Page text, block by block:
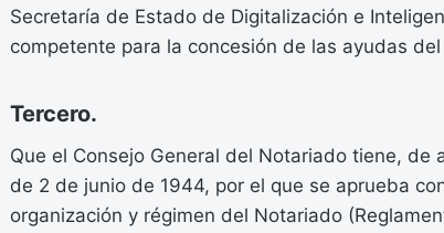
Secretaría de Estado de Digitalización e
competente para la concesión de las ayudas
Tercero.
Que el Consejo General del Notariado tiene,
de 2 de junio de 1944, por el que se aprueba
organización y régimen del Notariado